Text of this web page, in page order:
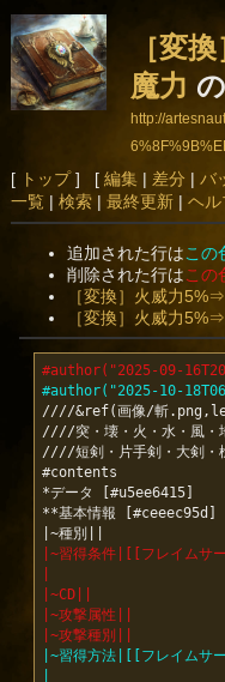
［変
魔力
http://
[ トップ] [ 編集| 差分 | バ
一覧| 検索| 最終更新| ヘル
追加された行はこの
削除された行はこの
［変換］火威力
［変換］火威力
#author("2025-09-
#author("2025-10-
////&ref(画像/斬
////突・壊・火・水・風・
////短剣・片手剣・大剣・
#contents
*データ [#u5ee6415]
**基本情報 [#ceeec95d]
|~習得条件|[[フレイムサ
|~CD||
|~攻撃属性||
|~攻撃種別||
|~習得方法|[[フレイムサ